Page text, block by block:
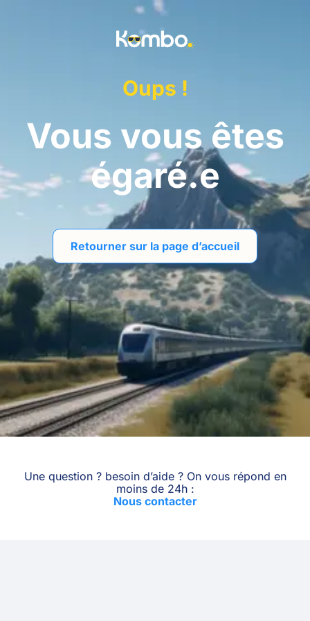
Oups !
Vous vous êtes
égaré.e
Retourner sur la page d’accueil
Une question ? besoin d’aide ? On vous répond en
moins de 24h :
Nous contacter